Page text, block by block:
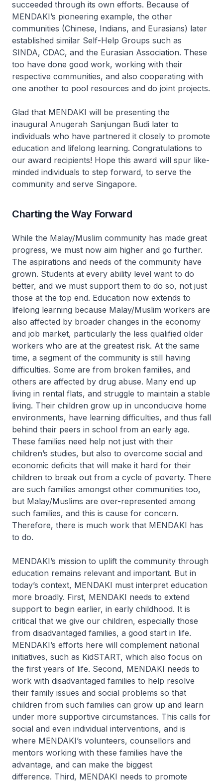
succeeded through its own efforts. Because of
MENDAKI’s pioneering example, the other
communities (Chinese, Indians, and Eurasians) later
established similar Self-Help Groups such as
SINDA, CDAC, and the Eurasian Association. These
too have done good work, working with their
respective communities, and also cooperating with
one another to pool resources and do joint projects.
Glad that MENDAKI will be presenting the
inaugural Anugerah Sanjungan Budi later to
individuals who have partnered it closely to promote
education and lifelong learning. Congratulations to
our award recipients! Hope this award will spur like-
minded individuals to step forward, to serve the
community and serve Singapore.
Charting the Way Forward
While the Malay/Muslim community has made great
progress, we must now aim higher and go further.
The aspirations and needs of the community have
grown. Students at every ability level want to do
better, and we must support them to do so, not just
those at the top end. Education now extends to
lifelong learning because Malay/Muslim workers are
also affected by broader changes in the economy
and job market, particularly the less qualified older
workers who are at the greatest risk. At the same
time, a segment of the community is still having
difficulties. Some are from broken families, and
others are affected by drug abuse. Many end up
living in rental flats, and struggle to maintain a stable
living. Their children grow up in unconducive home
environments, have learning difficulties, and thus fall
behind their peers in school from an early age.
These families need help not just with their
children’s studies, but also to overcome social and
economic deficits that will make it hard for their
children to break out from a cycle of poverty. There
are such families amongst other communities too,
but Malay/Muslims are over-represented among
such families, and this is cause for concern.
Therefore, there is much work that MENDAKI has
to do.
MENDAKI’s mission to uplift the community through
education remains relevant and important. But in
today’s context, MENDAKI must interpret education
more broadly. First, MENDAKI needs to extend
support to begin earlier, in early childhood. It is
critical that we give our children, especially those
from disadvantaged families, a good start in life.
MENDAKI’s efforts here will complement national
initiatives, such as KidSTART, which also focus on
the first years of life. Second, MENDAKI needs to
work with disadvantaged families to help resolve
their family issues and social problems so that
children from such families can grow up and learn
under more supportive circumstances. This calls for
social and even individual interventions, and is
where MENDAKI’s volunteers, counsellors and
mentors working with these families have the
advantage, and can make the biggest
difference. Third, MENDAKI needs to promote